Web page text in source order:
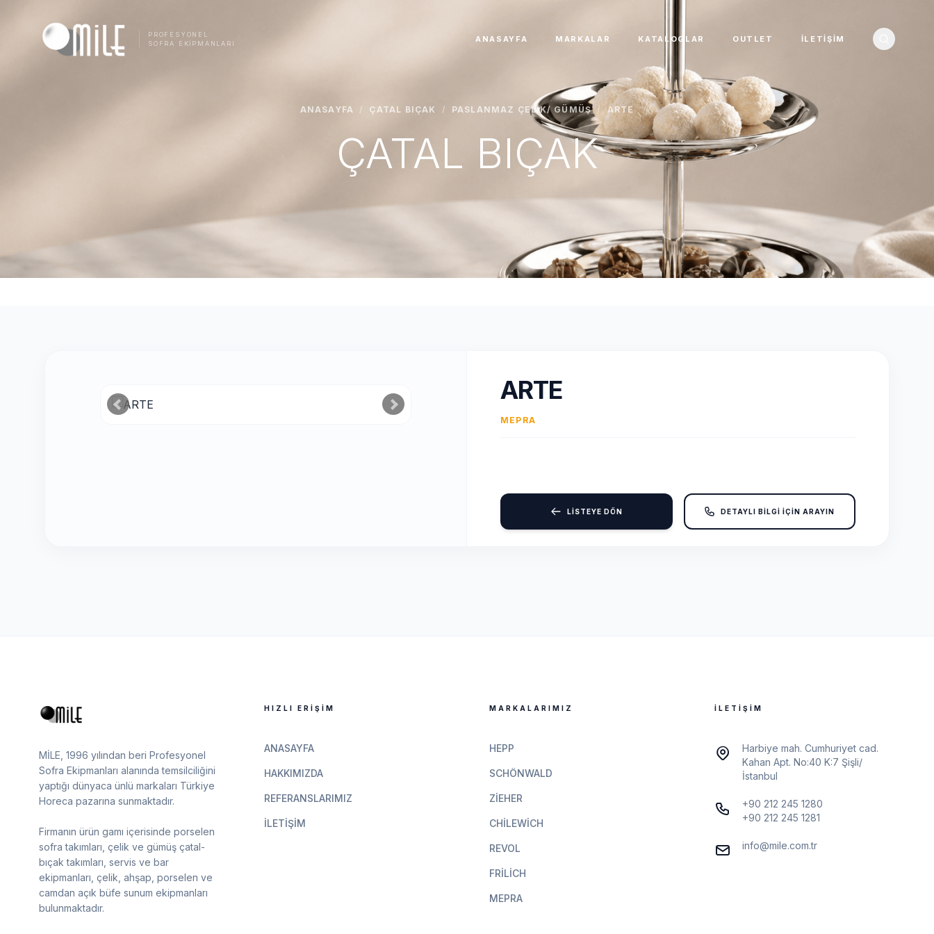
PROFESYONEL
SOFRA EKIPMANLARI
ANASAYFA MARKALAR KATALOGLAR OUTLET İLETIŞIM
ANASAYFA / ÇATAL BIÇAK / PASLANMAZ ÇELIK/ GÜMÜŞ / ARTE
ÇATAL BIÇAK
ARTE
MEPRA
LİSTEYE DÖN DETAYLI BİLGİ İÇİN ARAYIN
MİLE, 1996 yılından beri Profesyonel
Sofra Ekipmanları alanında temsilciliğini
yaptığı dünyaca ünlü markaları Türkiye
Horeca pazarına sunmaktadır.
Firmanın ürün gamı içerisinde porselen
sofra takımları, çelik ve gümüş çatal-
bıçak takımları, servis ve bar
ekipmanları, çelik, ahşap, porselen ve
camdan açık büfe sunum ekipmanları
bulunmaktadır.
HIZLI ERIŞIM
ANASAYFA
HAKKIMIZDA
REFERANSLARIMIZ
İLETIŞIM
MARKALARIMIZ
HEPP
SCHÖNWALD
ZIEHER
CHILEWICH
REVOL
FRILICH
MEPRA
İLETIŞIM
Harbiye mah. Cumhuriyet cad.
Kahan Apt. No:40 K:7 Şişli/
İstanbul
+90 212 245 1280
+90 212 245 1281
info@mile.com.tr